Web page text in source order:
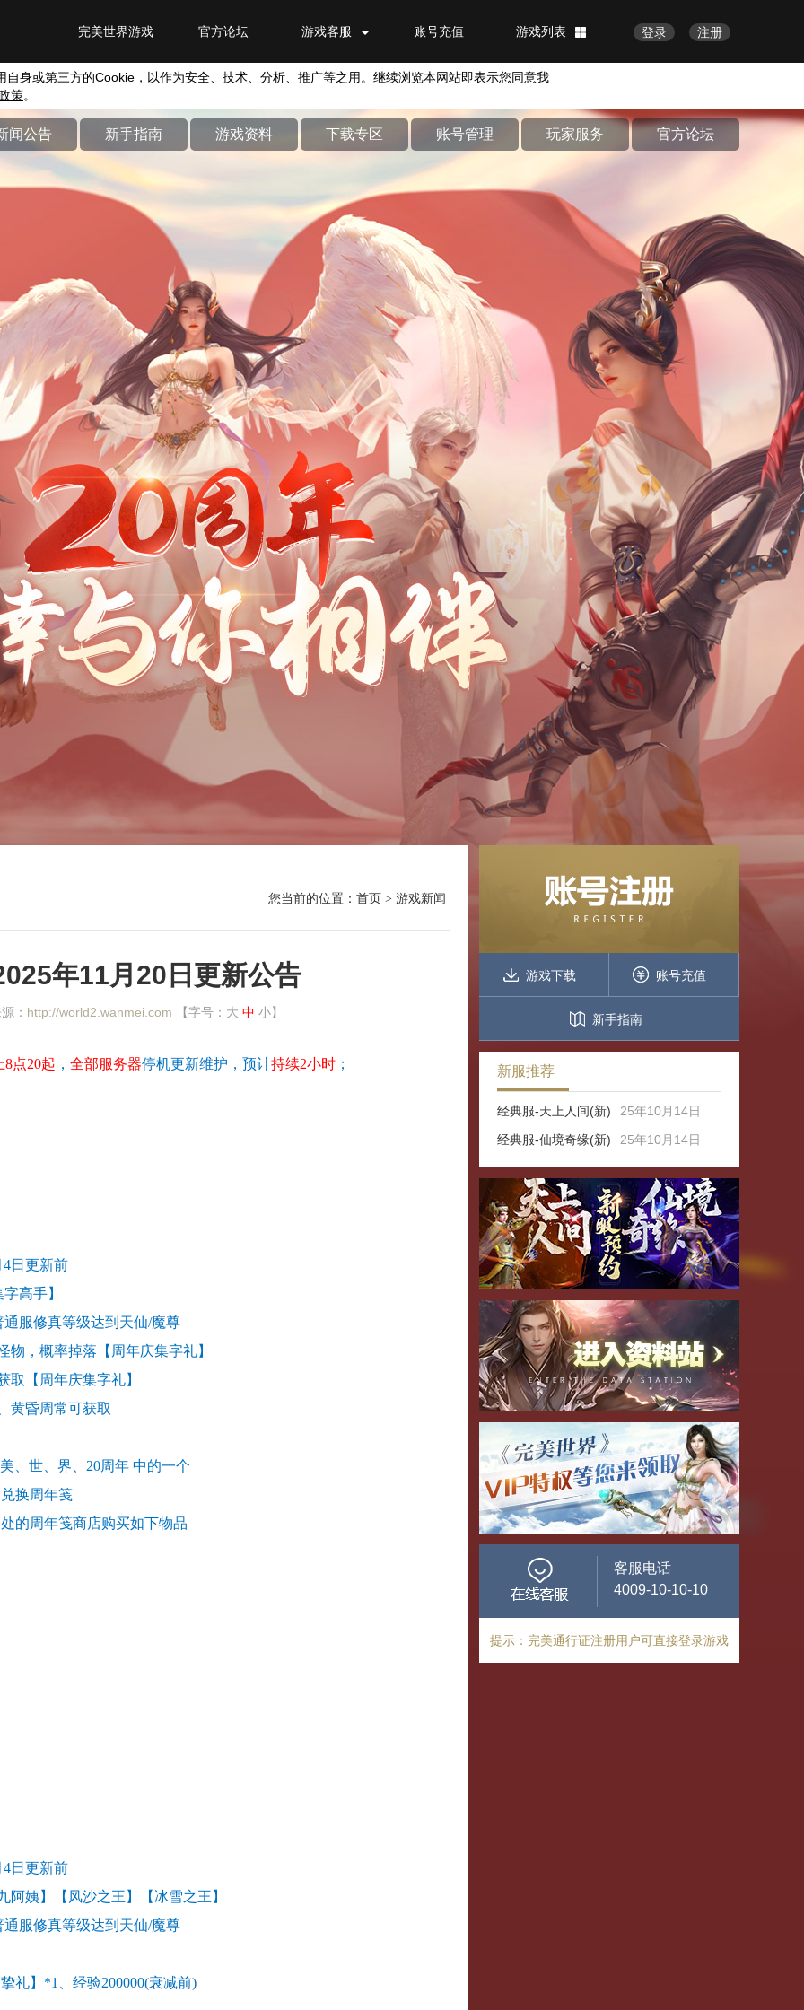
注册
登录
游戏列表
账号充值
游戏客服
官方论坛
完美世界游戏
自身或第三方的Cookie ，以作为安全、技术、分析、推广等之用。继续浏览本网站即表示您同意我
策。
闻公告 新手指南 游戏资料 下载专区 账号管理 玩家服务 官方论坛
您当前的位置： 首页 > 游戏新闻
年11月20日更新公告
： http://world2.wanmei.com 【字号： 大 中 小】
8点20起 ， 全部服务器停机更新维护，预计持续2小时 ；
日更新前
高手】
服修真等级达到天仙/魔尊
，概率掉落【周年庆集字礼】
周年庆集字礼】
昏周常可获取
、界、20周年 中的一个
周年笺
的周年笺商店购买如下物品
日更新前
姨】【风沙之王】【冰雪之王】
服修真等级达到天仙/魔尊
*1、经验200000(衰减前)
游戏下载 账号充值
新手指南
新服推荐
经典服-天上人间(新)
25年10月14日
经典服-仙境奇缘(新)
25年10月14日
客服电话
4009-10-10-10
提示：完美通行证注册用户可直接登录游戏